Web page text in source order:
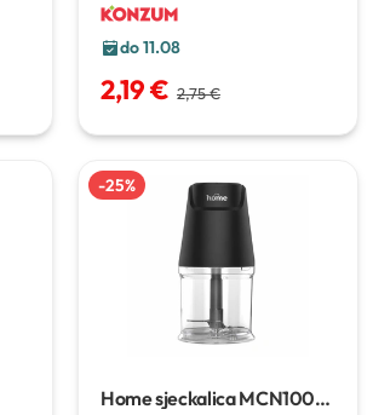
do 11.08
2,19 € 2,75 €
-25%
Home sjeckalica MCN1005-